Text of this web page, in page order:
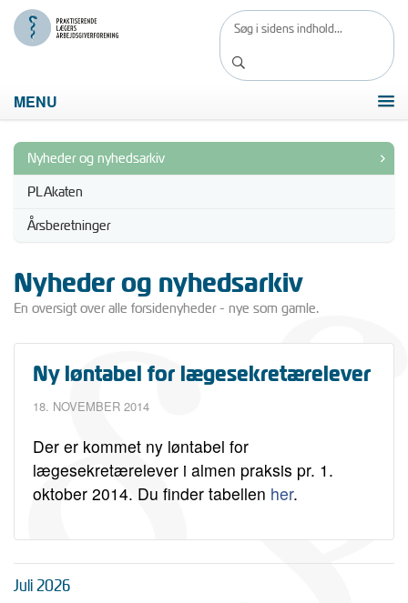
MENU
Nyheder og nyhedsarkiv
PLAkaten
Årsberetninger
Nyheder og nyhedsarkiv
En oversigt over alle forsidenyheder - nye som gamle.
Ny løntabel for lægesekretærelever
18. NOVEMBER 2014
Der er kommet ny løntabel for
lægesekretærelever i almen praksis pr. 1.
oktober 2014. Du finder tabellen her.
Juli 2026